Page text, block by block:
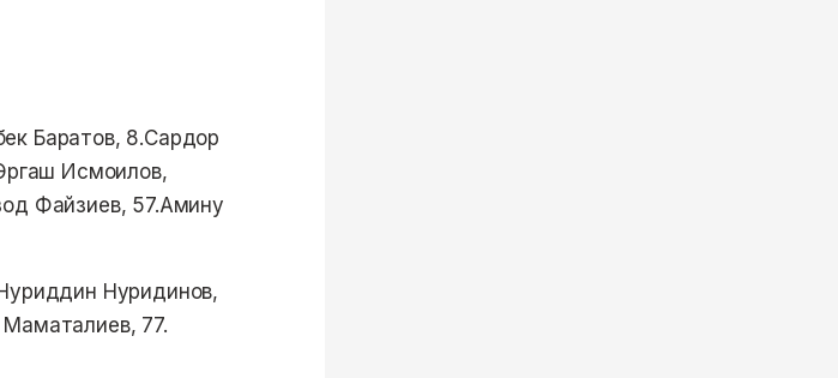
Баратов, 8.Сардор
Исмоилов,
Файзиев, 57.Амину
Нуридинов,
77.